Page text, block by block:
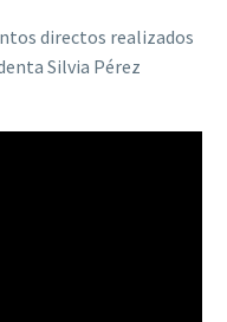
directos realizados
Silvia Pérez